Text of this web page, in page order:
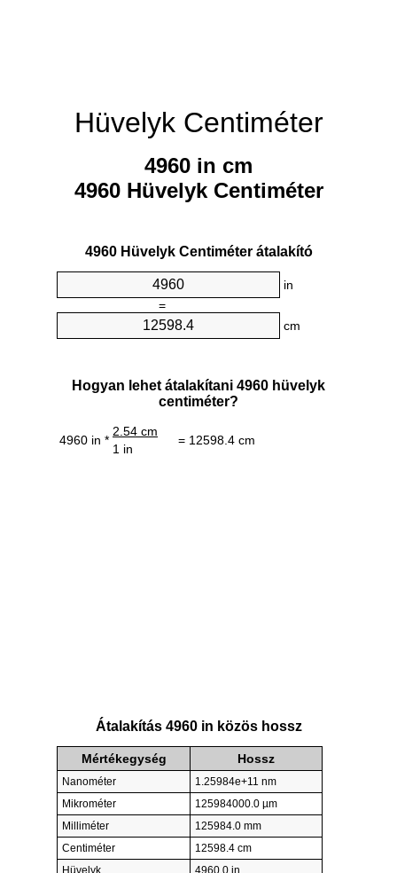
Hüvelyk Centiméter
4960 in cm
4960 Hüvelyk Centiméter
4960 Hüvelyk Centiméter átalakító
in
=
cm
Hogyan lehet átalakítani 4960 hüvelyk
centiméter?
4960 in *
2.54 cm
= 12598.4 cm
1 in
Átalakítás 4960 in közös hossz
Mértékegység Hossz
Nanométer
1.25984e+11 nm
Mikrométer
125984000.0 µm
Milliméter
125984.0 mm
Centiméter
12598.4 cm